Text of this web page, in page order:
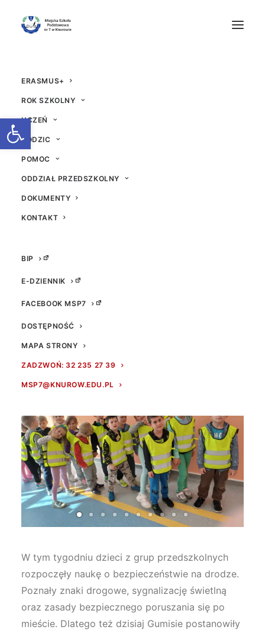
Otwórz pasek narzędzi
ERASMUS+
ROK SZKOLNY
UCZEŃ
RODZIC
POMOC
ODDZIAŁ PRZEDSZKOLNY
DOKUMENTY
KONTAKT
BIP
E-DZIENNIK
FACEBOOK MSP7
DOSTĘPNOŚĆ
MAPA STRONY
ZADZWOŃ: 32 235 27 39
MSP7@KNUROW.EDU.PL
Bezpieczeństwo na dr
odze- oddziały przed
W tym tygodniu dzieci z grup przedszkolnych
rozpoczęły naukę o bezpieczeństwie na drodze.
Poznały znaki drogowe, sygnalizację świetlną
oraz zasady bezpiecznego poruszania się po
mieście. Dlatego też dzisiaj Gumisie postanowiły